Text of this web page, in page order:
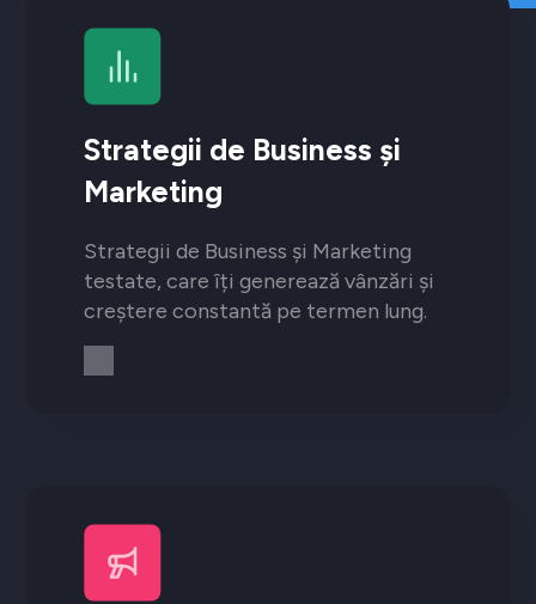
Strategii de Business și
Marketing
Strategii de Business și Marketing
testate, care îți generează vânzări și
creștere constantă pe termen lung.